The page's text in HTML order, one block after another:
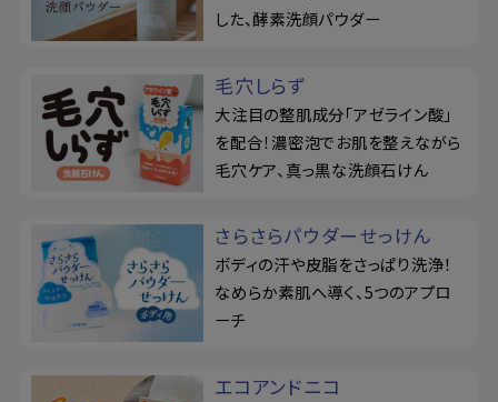
した、酵素洗顔パウダー
毛穴しらず
大注目の整肌成分「アゼライン酸」
を配合！濃密泡でお肌を整えながら
毛穴ケア、真っ黒な洗顔石けん
さらさらパウダーせっけん
ボディの汗や皮脂をさっぱり洗浄！
なめらか素肌へ導く、5つのアプロ
ーチ
エコアンドニコ